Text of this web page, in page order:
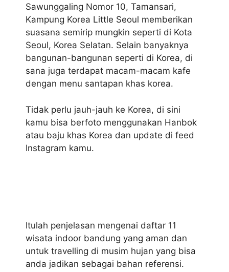
Sawunggaling Nomor 10, Tamansari,
Kampung Korea Little Seoul memberikan
suasana semirip mungkin seperti di Kota
Seoul, Korea Selatan. Selain banyaknya
bangunan-bangunan seperti di Korea, di
sana juga terdapat macam-macam kafe
dengan menu santapan khas korea.
Tidak perlu jauh-jauh ke Korea, di sini
kamu bisa berfoto menggunakan Hanbok
atau baju khas Korea dan update di feed
Instagram kamu.
Itulah penjelasan mengenai daftar 11
wisata indoor bandung yang aman dan
untuk travelling di musim hujan yang bisa
anda jadikan sebagai bahan referensi.